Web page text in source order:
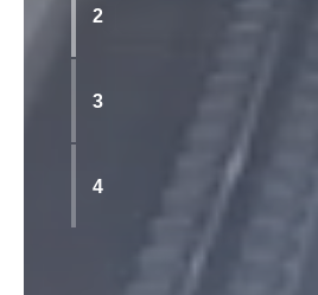
2
3
4